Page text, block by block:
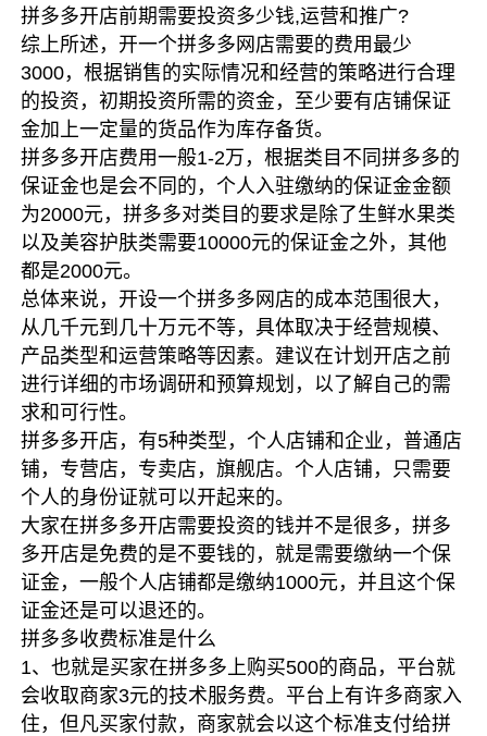
拼多多开店前期需要投资多少钱,运营和推广?
综上所述，开一个拼多多网店需要的费用最少
3000，根据销售的实际情况和经营的策略进行合理
的投资，初期投资所需的资金，至少要有店铺保证
金加上一定量的货品作为库存备货。
拼多多开店费用一般1-2万，根据类目不同拼多多的
保证金也是会不同的，个人入驻缴纳的保证金金额
为2000元，拼多多对类目的要求是除了生鲜水果类
以及美容护肤类需要10000元的保证金之外，其他
都是2000元。
总体来说，开设一个拼多多网店的成本范围很大，
从几千元到几十万元不等，具体取决于经营规模、
产品类型和运营策略等因素。建议在计划开店之前
进行详细的市场调研和预算规划，以了解自己的需
求和可行性。
拼多多开店，有5种类型，个人店铺和企业，普通店
铺，专营店，专卖店，旗舰店。个人店铺，只需要
个人的身份证就可以开起来的。
大家在拼多多开店需要投资的钱并不是很多，拼多
多开店是免费的是不要钱的，就是需要缴纳一个保
证金，一般个人店铺都是缴纳1000元，并且这个保
证金还是可以退还的。
拼多多收费标准是什么
1、也就是买家在拼多多上购买500的商品，平台就
会收取商家3元的技术服务费。平台上有许多商家入
住，但凡买家付款，商家就会以这个标准支付给拼